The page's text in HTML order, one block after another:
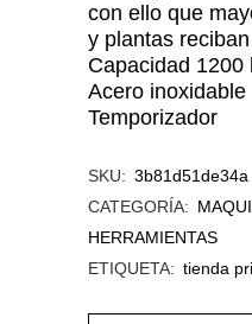
con ello que
y plantas
Capacidad 1200
Acero inoxidable
Temporizador
SKU: 3b81d51de34a
CATEGORÍA:
HERRAMIENTAS
ETIQUETA: tienda